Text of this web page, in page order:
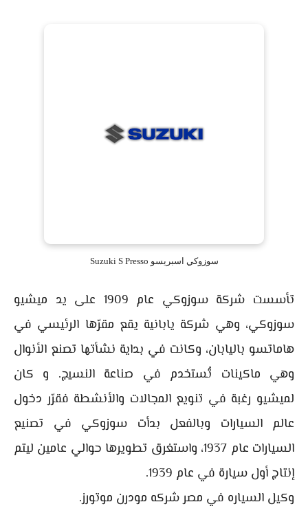
سوزوكي اسبريسو Suzuki S Presso
تأسست شركة سوزوكي عام 1909 على يد ميشيو
سوزوكي، وهي شركة يابانية يقع مقرّها الرئيسي في
هاماتسو باليابان، وكانت في بداية نشأتها تصنع الأنوال
وهي ماكينات تُستخدم في صناعة النسيج. و كان
لميشيو رغبة في تنويع المجالات والأنشطة فقرّر دخول
عالم السيارات وبالفعل بدأت سوزوكي في تصنيع
السيارات عام 1937، واستغرق تطويرها حوالي عامين ليتم
إنتاج أول سيارة في عام 1939.
وكيل السياره في مصر شركه مودرن موتورز.